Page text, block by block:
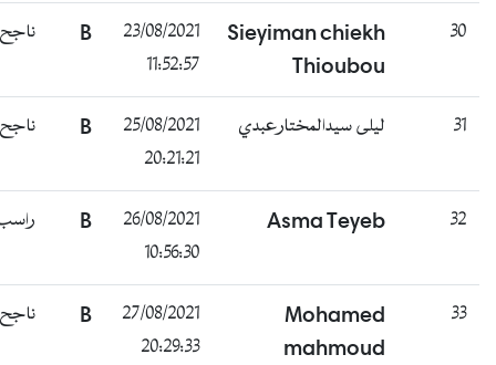
Sieyiman chiekh
Thioubou
23/08/2021
11:52:57
ناجح
ليلى سيدالمختارعبدي
25/08/2021
20:21:21
ناجح
Asma Teyeb
26/08/2021
10:56:30
راسب
Mohamed
mahmoud
27/08/2021
20:29:33
ناجح